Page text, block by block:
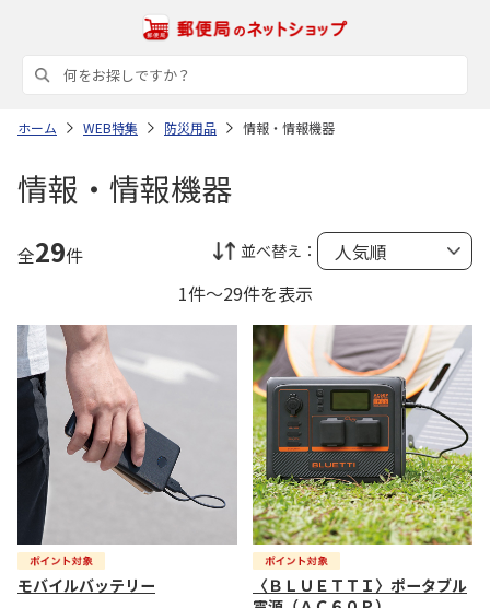
ホーム WEB特集 防災用品 情報・情報機器
情報・情報機器
全29件 並べ替え：
1件～29件を表示
モバイルバッテリー
〈ＢＬＵＥＴＴＩ〉ポータブル